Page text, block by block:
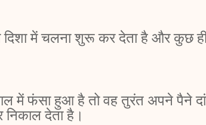
में चलना शुरू कर देता है और कुछ
में फंसा हुआ है तो वह तुरंत अपने पैने
देता है।